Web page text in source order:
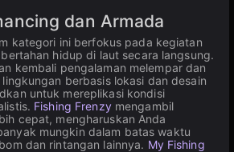
dan Armada
kategori ini berfokus pada kegiatan
hidup di laut secara langsung.
kembali pengalaman melempar dan
berbasis lokasi dan desain
untuk mereplikasi kondisi
Fishing Frenzymengambil
cepat, mengharuskan Anda
mungkin dalam batas waktu
dan rintangan lainnya. My Fishing